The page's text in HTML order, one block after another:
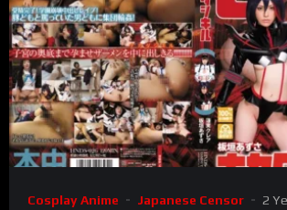
Cosplay Anime Japanese Censor 2